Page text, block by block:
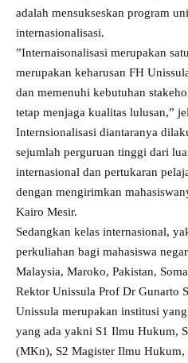
adalah mensukseskan program
internasionalisasi.
”Internaisonalisasi merupakan
merupakan keharusan FH
dan memenuhi kebutuhan
tetap menjaga kualitas lulusan,”
Internsionalisasi diantaranya
sejumlah perguruan tinggi dari
internasional dan pertukaran
dengan mengirimkan
Kairo Mesir.
Sedangkan kelas internasional,
perkuliahan bagi mahasiswa
Malaysia, Maroko, Pakistan,
Rektor Unissula Prof Dr Gunarto
Unissula merupakan institusi
yang ada yakni S1 Ilmu Hukum,
(MKn), S2 Magister Ilmu